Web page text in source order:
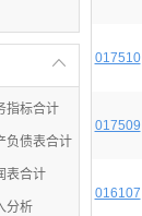

指标合计
负债表合计
表合计
分析
017510
017509
016107